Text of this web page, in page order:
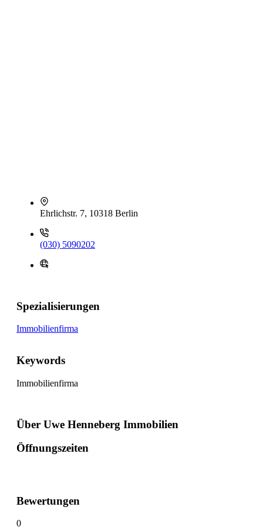
Ehrlichstr. 7, 10318 Berlin
(030) 5090202
Spezialisierungen
Immobilienfirma
Keywords
Immobilienfirma
Über Uwe Henneberg Immobilien
Öffnungszeiten
Bewertungen
0